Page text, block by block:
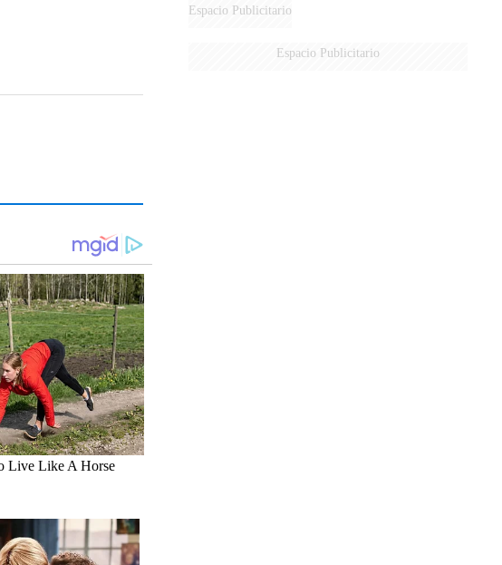
Espacio Publicitario
Espacio Publicitario